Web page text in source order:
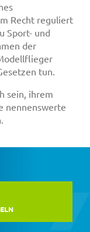
Recht reguliert
Sport- und
der
tun.
sein, ihrem
nennenswerte